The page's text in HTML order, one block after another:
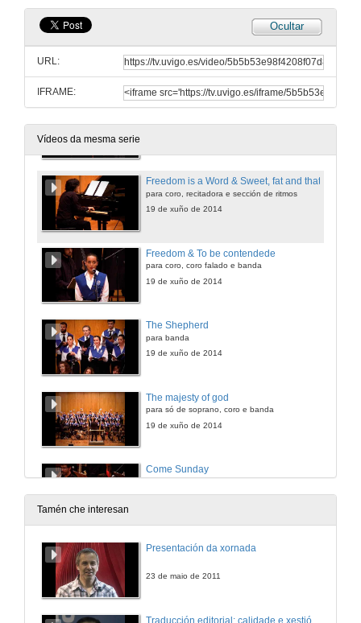
Ocultar
URL:
IFRAME:
Vídeos da mesma serie
para coro, saxo alto e sección de ritmos
19 de xuño de 2014
Word you heard
Freedom is a Word & Sweet, fat and that
para coro, recitadora e sección de ritmos
19 de xuño de 2014
Freedom & To be contendede
para coro, coro falado e banda
19 de xuño de 2014
The Shepherd
para banda
19 de xuño de 2014
The majesty of god
para só de soprano, coro e banda
19 de xuño de 2014
Come Sunday
19 de xuño de 2014
David Danced befote de Lord
para só de percusión, coro e banda
Almighty God
Tamén che interesan
Presentación da xornada
23 de maio de 2011